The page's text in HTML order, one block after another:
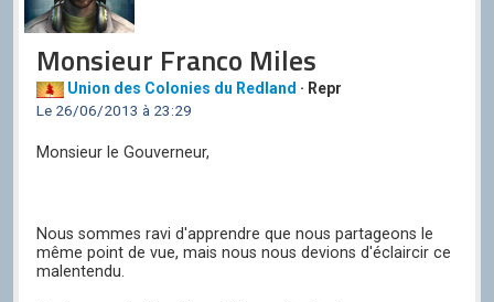
Monsieur Franco Miles
Union des Colonies du Redland · Repr
Le 26/06/2013 à 23:29
Monsieur le Gouverneur,
Nous sommes ravi d'apprendre que nous partageons le
même point de vue, mais nous nous devions d'éclaircir ce
malentendu.